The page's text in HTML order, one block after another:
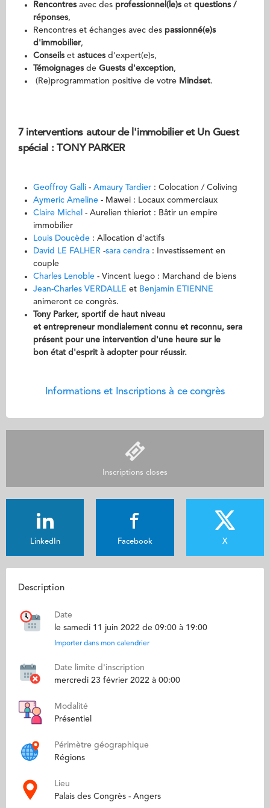
Rencontresavec des professionnel(le)set questions /
réponses,
Rencontres et échanges avec des passionné(e)s
d'immobilier,
Conseilset astucesd'expert(e)s,
Témoignages de Guests d'exception,
(Re)programmation positive de votre Mindset.
7 interventions autour de l'immobilier et Un Guest
spécial : TONY PARKER
Geoffroy Galli - Amaury Tardier : Colocation / Coliving
Aymeric Ameline - Mawei : Locaux commerciaux
Claire Michel - Aurelien thieriot : Bâtir un empire
immobilier
Louis Doucède : Allocation d'actifs
David LE FALHER -sara cendra : Investissement en
couple
Charles Lenoble - Vincent luego : Marchand de biens
Jean-Charles VERDALLE et Benjamin ETIENNE
animeront ce congrès.
Tony Parker, sportif de haut niveau
et entrepreneur mondialement connu et reconnu, sera
présent pour une intervention d'une heure sur le
bon état d'esprit à adopter pour réussir.
Informations et Inscriptions à ce congrès
Inscriptions closes
LinkedIn Facebook X
Description
Date
le samedi 11 juin 2022 de 09:00 à 19:00
Importer dans mon calendrier
Date limite d'inscription
mercredi 23 février 2022 à 00:00
Modalité
Présentiel
Périmètre géographique
Régions
Lieu
Palais des Congrès - Angers